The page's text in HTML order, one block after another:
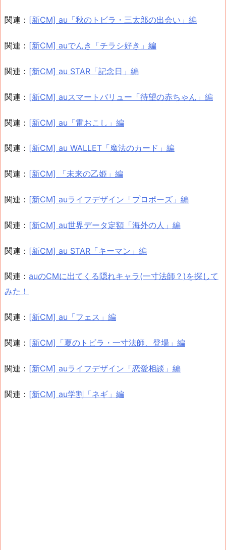
関連： [新CM] au「秋のトビラ・三太郎の出会い」編
関連： [新CM] auでんき「チラシ好き」編
関連： [新CM] au STAR「記念日」編
関連： [新CM] auスマートバリュー「待望の赤ちゃん」編
関連： [新CM] au「雷おこし」編
関連： [新CM] au WALLET「魔法のカード」編
関連： [新CM] 「未来の乙姫」編
関連： [新CM] auライフデザイン「プロポーズ」編
関連： [新CM] au世界データ定額「海外の人」編
関連： [新CM] au STAR「キーマン」編
関連： auのCMに出てくる隠れキャラ(一寸法師？)を探して
みた！
関連： [新CM] au「フェス」編
関連： [新CM]「夏のトビラ・一寸法師、登場」編
関連： [新CM] auライフデザイン「恋愛相談」編
関連： [新CM] au学割「ネギ」編